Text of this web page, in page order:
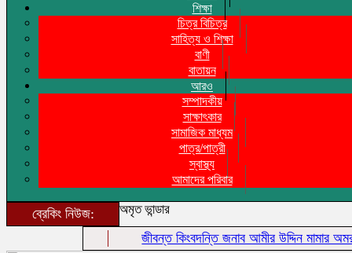
শিক্ষা
চিত্র বিচিত্র
সাহিত্য ও শিক্ষা
বাণী
বাতায়ন
আরও
সম্পাদকীয়
সাক্ষাৎকার
সামাজিক মাধ্যম
পাত্র/পাত্রী
স্বাস্থ্য
আমাদের পরিবার
ব্রেকিং নিউজ:
জীবন্ত কিংবদন্তি জনাব আমীর উদ্দিন মামার অমর
অমৃত ভান্ডার